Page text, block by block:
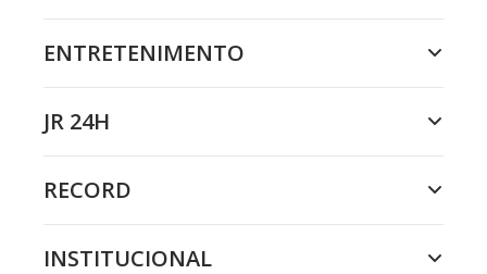
ENTRETENIMENTO
JR 24H
RECORD
INSTITUCIONAL